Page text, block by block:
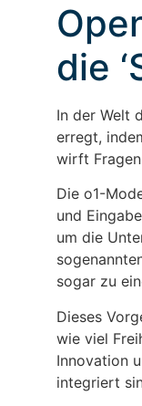
die
In der Welt
erregt,
wirft
Die o1-
und
um die
sogar zu
Dieses
wie viel
Innovation
integriert